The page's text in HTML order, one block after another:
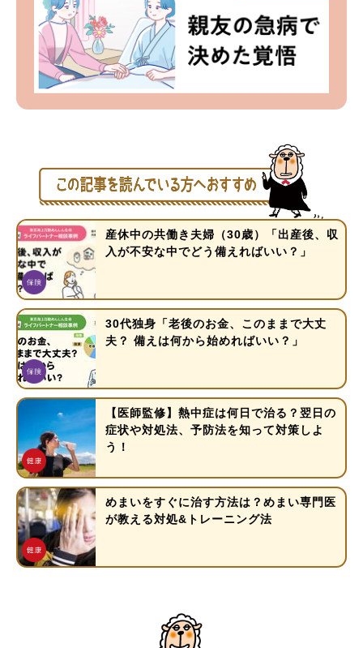
産休中の共働き夫婦（30歳）「出産後、収
入が不安な中でどう備えればいい？」
30代独身「老後のお金、このままで大丈
夫？ 備えは何から始めればいい？」
【医師監修】熱中症は何日で治る？翌日の
症状や対処法、予防法を知って対策しよ
う！
めまいをすぐに治す方法は？めまい専門医
が教える対処&トレーニング法